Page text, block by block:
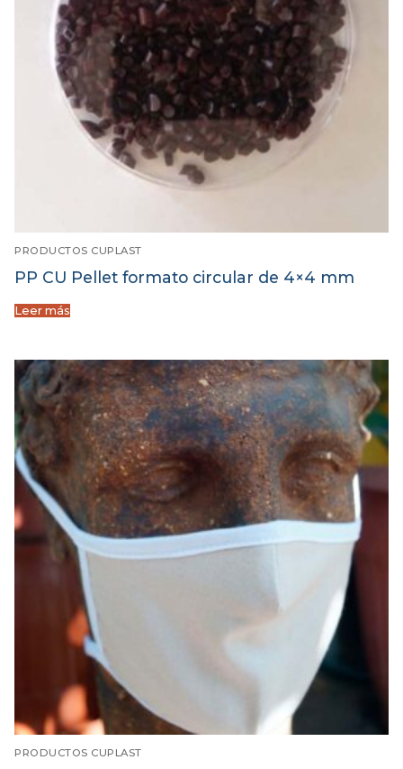
PRODUCTOS CUPLAST
PP CU Pellet formato circular de 4×4 mm
Leer más
PRODUCTOS CUPLAST